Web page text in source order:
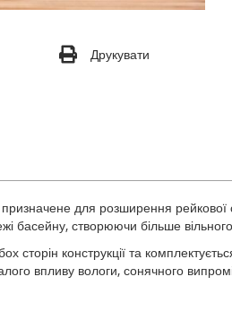
Друкувати
для розширення
басейну, створюючи більше
сторін конструкції та
впливу вологи, сонячного